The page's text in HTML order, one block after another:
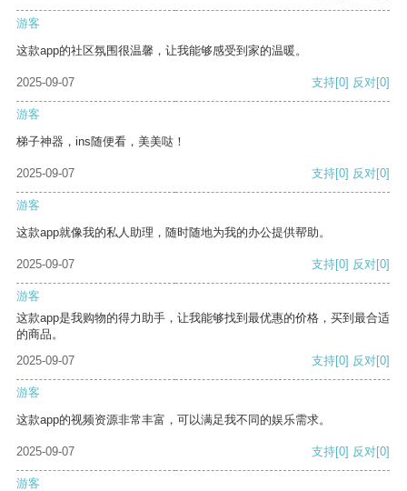
游客
这款app的社区氛围很温馨，让我能够感受到家的温暖。
2025-09-07 支持[0] 反对[0]
游客
梯子神器，ins随便看，美美哒！
2025-09-07 支持[0] 反对[0]
游客
这款app就像我的私人助理，随时随地为我的办公提供帮助。
2025-09-07 支持[0] 反对[0]
游客
这款app是我购物的得力助手，让我能够找到最优惠的价格，买到最合适
的商品。
2025-09-07
支持[0] 反对[0]
游客
这款app的视频资源非常丰富，可以满足我不同的娱乐需求。
2025-09-07 支持[0] 反对[0]
游客